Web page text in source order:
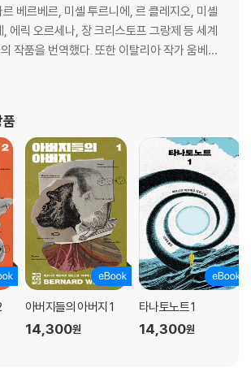
베르베르, 미셸 투르니에, 르 클레지오, 미셸
에릭 오르세나, 장 크리스토프 그랑제 등 세계
작품을 번역했다. 또한 이탈리아 작가 움베르
탈리아어를 착실하게 공부한 뒤, 에코의 소설
다. 역서로 『나는 그녀를 사랑했
아버지들의 아버지』 『천사
아버지들의 아버지 1
14,300원
타나토노트 1
14,300원